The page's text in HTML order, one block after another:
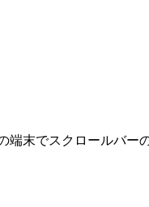
端末でスクロールバー